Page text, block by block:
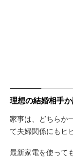
理想の結婚相手
家事は、どちらか
て夫婦関係にもヒ
最新家電を使って